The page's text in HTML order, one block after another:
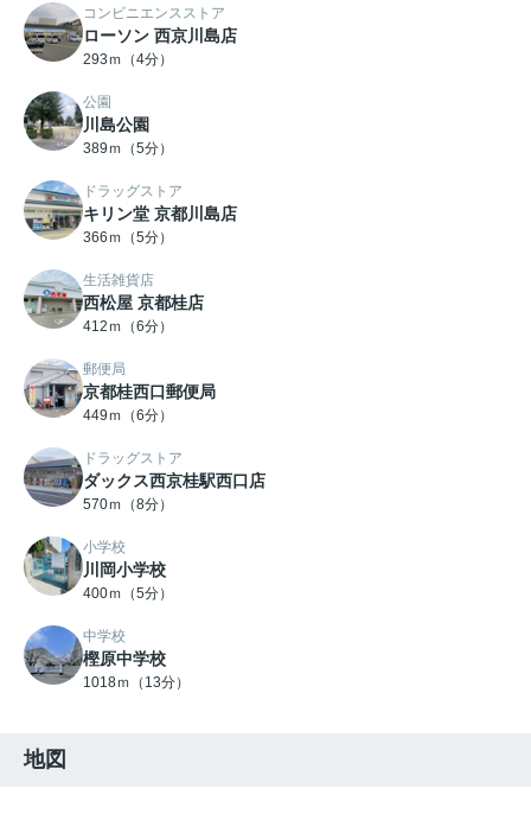
コンビニエンスストア
ローソン 西京川島店
293ｍ（4分）
公園
川島公園
389ｍ（5分）
ドラッグストア
キリン堂 京都川島店
366ｍ（5分）
生活雑貨店
西松屋 京都桂店
412ｍ（6分）
郵便局
京都桂西口郵便局
449ｍ（6分）
ドラッグストア
ダックス西京桂駅西口店
570ｍ（8分）
小学校
川岡小学校
400ｍ（5分）
中学校
樫原中学校
1018ｍ（13分）
地図